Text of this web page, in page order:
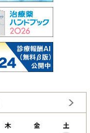
木 金 土